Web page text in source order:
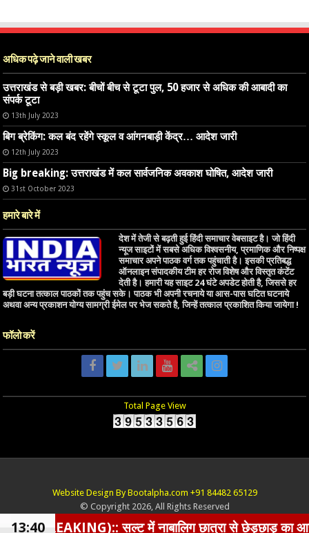
अधिक पढ़े जाने वाली खबर
उत्तराखंड से बड़ी खबर: बीचों बीच से टूटा पुल, 50 हजार से अधिक की आबादी का
संपर्क टूटा
13th July 2023
बिग ब्रेकिंग: कल बंद रहेंगे स्कूल व आंगनबाड़ी केंद्र… आदेश जारी
12th July 2023
Big breaking: उत्तराखंड में कल सार्वजनिक अवकाश घोषित, आदेश जारी
31st October 2023
हमारे बारे में
देश में तेजी से बढ़ती हुई हिंदी समाचार वेबसाइट है। जो हिंदी
न्यूज साइटों में सबसे अधिक विश्वसनीय, प्रमाणिक और निष्पक्ष
समाचार अपने पाठक वर्ग तक पहुंचाती है। इसकी प्रतिबद्ध
ऑनलाइन संपादकीय टीम हर रोज विशेष और विस्तृत कंटेंट
देती है। हमारी यह साइट 24 घंटे अपडेट होती है, जिससे हर
बड़ी घटना तत्काल पाठकों तक पहुंच सके। पाठक भी अपनी रचनाये या आस-पास घटित घटनाये
अथवा अन्य प्रकाशन योग्य सामग्री ईमेल पर भेज सकते है, जिन्हें तत्काल प्रकाशित किया जायेगा !
फॉलो करें
Total Page View
Website Design By Bootalpha.com +91 84482 65129
© Copyright 2026, All Rights Reserved
सल्ट में नाबालिग छात्रा से छेड़छाड़ का आरोपी BJP
13:40